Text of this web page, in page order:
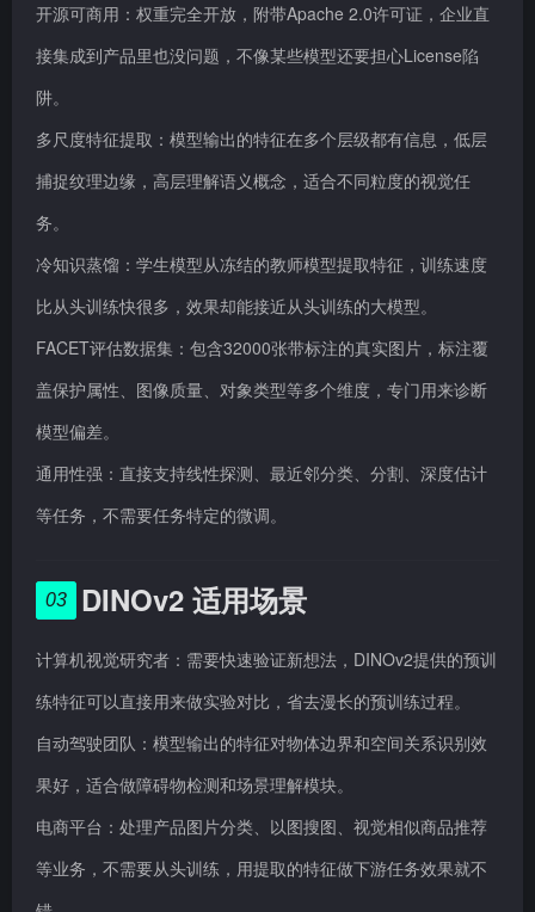
开源可商用：权重完全开放，附带Apache 2.0许可证，企业直
接集成到产品里也没问题，不像某些模型还要担心License陷
阱。
多尺度特征提取：模型输出的特征在多个层级都有信息，低层
捕捉纹理边缘，高层理解语义概念，适合不同粒度的视觉任
务。
冷知识蒸馏：学生模型从冻结的教师模型提取特征，训练速度
比从头训练快很多，效果却能接近从头训练的大模型。
FACET评估数据集：包含32000张带标注的真实图片，标注覆
盖保护属性、图像质量、对象类型等多个维度，专门用来诊断
模型偏差。
通用性强：直接支持线性探测、最近邻分类、分割、深度估计
等任务，不需要任务特定的微调。
03 DINOv2 适用场景
计算机视觉研究者：需要快速验证新想法，DINOv2提供的预训
练特征可以直接用来做实验对比，省去漫长的预训练过程。
自动驾驶团队：模型输出的特征对物体边界和空间关系识别效
果好，适合做障碍物检测和场景理解模块。
电商平台：处理产品图片分类、以图搜图、视觉相似商品推荐
等业务，不需要从头训练，用提取的特征做下游任务效果就不